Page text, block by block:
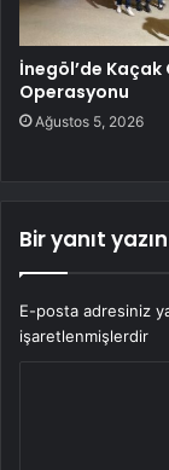
İnegöl’de Kaçak
Operasyonu
Ağustos 5, 2026
Bir yanıt yazın
E-posta adresiniz
işaretlenmişlerdir